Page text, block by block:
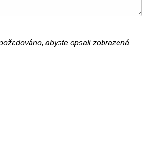
abyste opsali zobrazená